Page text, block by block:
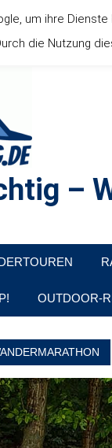
–
OUTDOOR-
um ihre
die Nutzung